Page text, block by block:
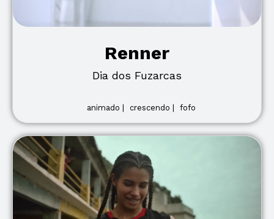
Renner
Dia dos Fuzarcas
animado | crescendo | fofo